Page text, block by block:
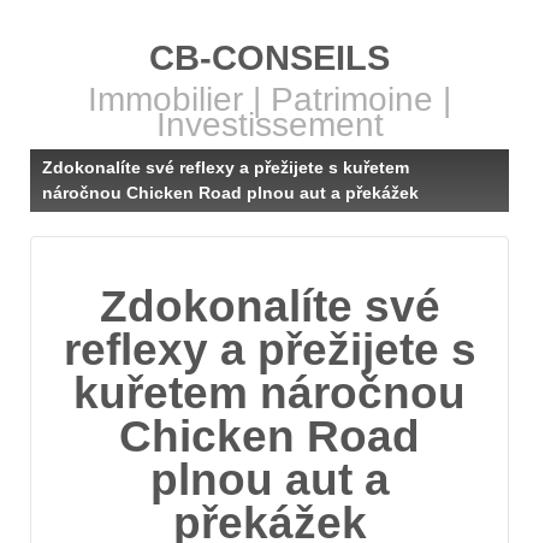
CB-CONSEILS
Immobilier | Patrimoine |
Investissement
Zdokonalíte své reflexy a přežijete s kuřetem
náročnou Chicken Road plnou aut a překážek
Zdokonalíte své
reflexy a přežijete s
kuřetem náročnou
Chicken Road
plnou aut a
překážek